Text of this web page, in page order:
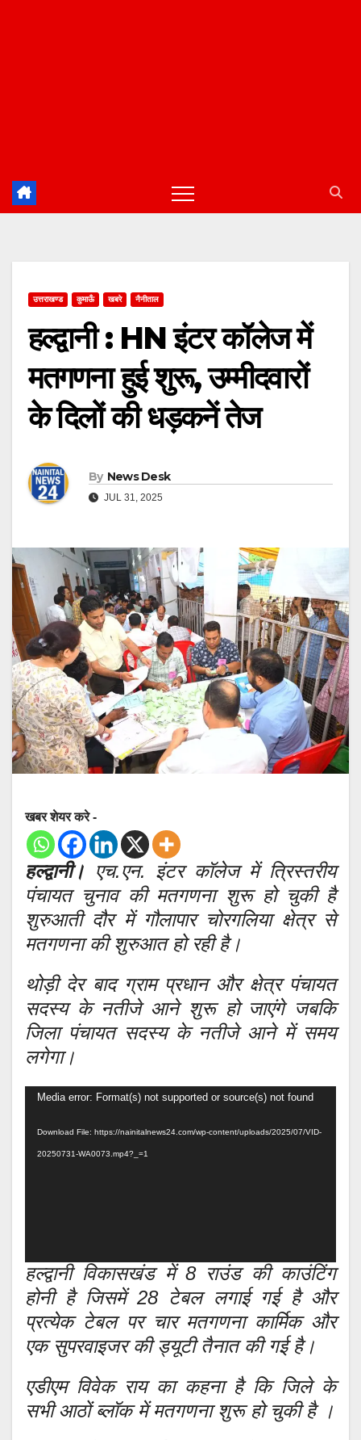
उत्तराखण्ड कुमाऊँ खबरे नैनीताल
हल्द्वानी : HN इंटर कॉलेज में
मतगणना हुई शुरू, उम्मीदवारों
के दिलों की धड़कनें तेज
By News Desk
JUL 31, 2025
खबर शेयर करे -
हल्द्वानी। एच.एन. इंटर कॉलेज में त्रिस्तरीय
पंचायत चुनाव की मतगणना शुरू हो चुकी है
शुरुआती दौर में गौलापार चोरगलिया क्षेत्र से
मतगणना की शुरुआत हो रही है।
थोड़ी देर बाद ग्राम प्रधान और क्षेत्र पंचायत
सदस्य के नतीजे आने शुरू हो जाएंगे जबकि
जिला पंचायत सदस्य के नतीजे आने में समय
लगेगा।
Video
Media error: Format(s) not supported or source(s) not found
Download File: https://nainitalnews24.com/wp-content/uploads/2025/07/VID-
20250731-WA0073.mp4?_=1
हल्द्वानी विकासखंड में 8 राउंड की काउंटिंग
होनी है जिसमें 28 टेबल लगाई गई है और
प्रत्येक टेबल पर चार मतगणना कार्मिक और
एक सुपरवाइजर की ड्यूटी तैनात की गई है।
एडीएम विवेक राय का कहना है कि जिले के
सभी आठों ब्लॉक में मतगणना शुरू हो चुकी है ।